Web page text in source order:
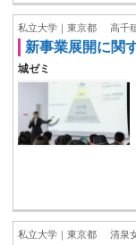
私立大学｜東京都 高千
新事業展開に関
城ゼミ
私立大学｜東京都 清泉